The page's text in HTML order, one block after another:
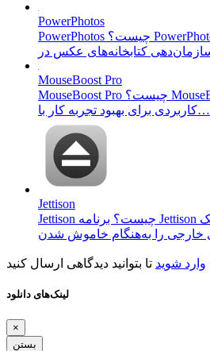
PowerPhotos
PowerPhotos چیست؟ PowerPhotos نرم‌افزاری کاربردی
MouseBoost Pro
MouseBoost Pro چیست؟ MouseBoost Pro نرم‌افزاری
کاربردی برای بهبود تجربه کار با…
Jettison
Jettison چیست؟ برنامه Jettison می‌تواند به‌طور اتوماتیک
وارد شوید
لینک‌های دانلود
×
بستن